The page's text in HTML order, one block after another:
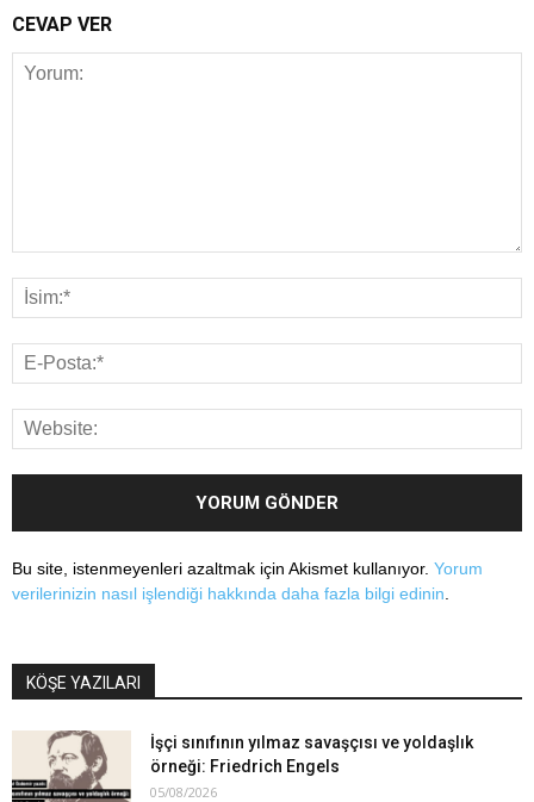
CEVAP VER
Bu site, istenmeyenleri azaltmak için Akismet kullanıyor. Yorum
verilerinizin nasıl işlendiği hakkında daha fazla bilgi edinin
KÖŞE YAZILARI
İşçi sınıfının yılmaz savaşçısı ve yoldaşlık
örneği: Friedrich Engels
05/08/2026